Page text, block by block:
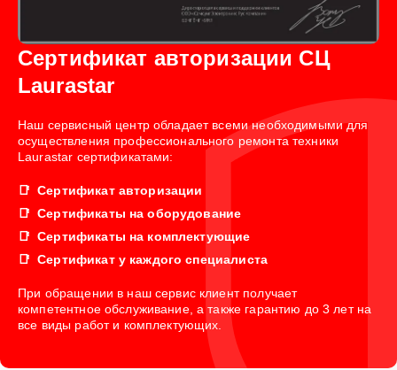
Сертификат авторизации СЦ
Laurastar
Наш сервисный центр обладает всеми необходимыми для
осуществления профессионального ремонта техники
Laurastar сертификатами:
Сертификат авторизации
Сертификаты на оборудование
Сертификаты на комплектующие
Сертификат у каждого специалиста
При обращении в наш сервис клиент получает
компетентное обслуживание, а также гарантию до 3 лет на
все виды работ и комплектующих.